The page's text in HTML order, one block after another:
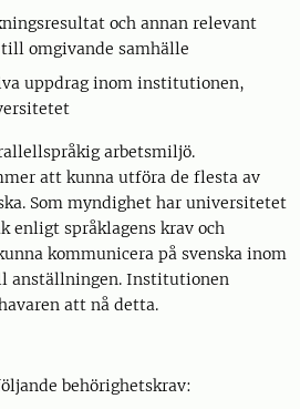
och annan relevant
omgivande samhälle
uppdrag inom institutionen,
arbetsmiljö.
att kunna utföra de flesta av
Som myndighet har universitetet
enligt språklagens krav och
kommunicera på svenska inom
Institutionen
att nå detta.
behörighetskrav: